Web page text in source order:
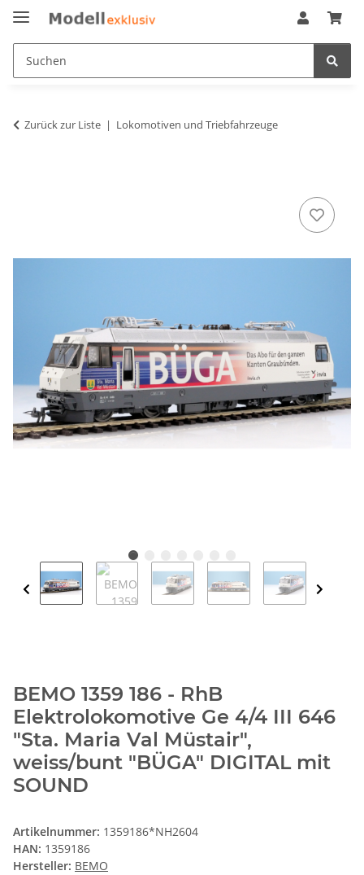
Zurück zur Liste Lokomotiven und Triebfahrzeuge
BEMO 1359 186 - RhB
Elektrolokomotive Ge 4/4 III 646
"Sta. Maria Val Müstair",
weiss/bunt "BÜGA" DIGITAL mit
SOUND
Artikelnummer: 1359186*NH2604
HAN: 1359186
Hersteller: BEMO